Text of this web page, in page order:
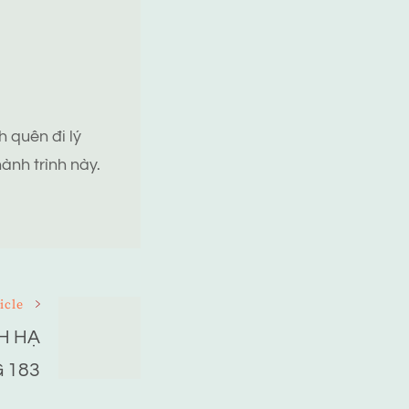
quên đi lý
trình này.
HẠ
183